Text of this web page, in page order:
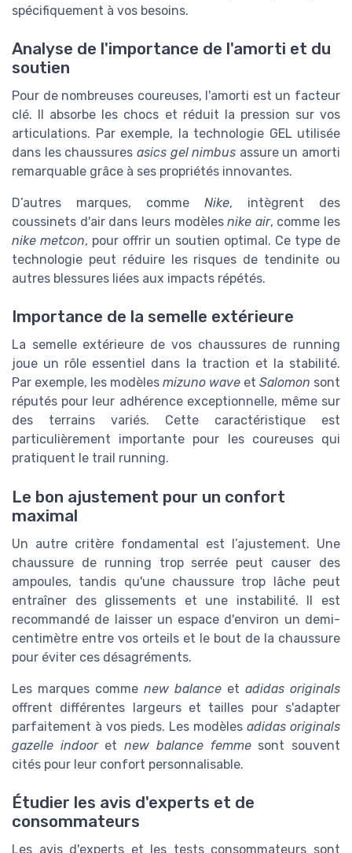
spécifiquement à vos besoins.
Analyse de l'importance de l'amorti et du
soutien
Pour de nombreuses coureuses, l'amorti est un facteur
clé. Il absorbe les chocs et réduit la pression sur vos
articulations. Par exemple, la technologie GEL utilisée
dans les chaussures asics gel nimbus assure un amorti
remarquable grâce à ses propriétés innovantes.
D’autres marques, comme Nike, intègrent des
coussinets d'air dans leurs modèlesnike air, comme les
nike metcon, pour offrir un soutien optimal. Ce type de
technologie peut réduire les risques de tendinite ou
autres blessures liées aux impacts répétés.
Importance de la semelle extérieure
La semelle extérieure de vos chaussures de running
joue un rôle essentiel dans la traction et la stabilité.
Par exemple, les modèles mizuno wave et Salomon sont
réputés pour leur adhérence exceptionnelle, même sur
des terrains variés. Cette caractéristique est
particulièrement importante pour les coureuses qui
pratiquent le trail running.
Le bon ajustement pour un confort
maximal
Un autre critère fondamental est l’ajustement. Une
chaussure de running trop serrée peut causer des
ampoules, tandis qu'une chaussure trop lâche peut
entraîner des glissements et une instabilité. Il est
recommandé de laisser un espace d'environ un demi-
centimètre entre vos orteils et le bout de la chaussure
pour éviter ces désagréments.
Les marques comme new balance et adidas originals
offrent différentes largeurs et tailles pour s'adapter
parfaitement à vos pieds. Les modèles adidas originals
gazelle indooretnew balance femmesont souvent
cités pour leur confort personnalisable.
Étudier les avis d'experts et de
consommateurs
Les avis d'experts et les tests consommateurs sont